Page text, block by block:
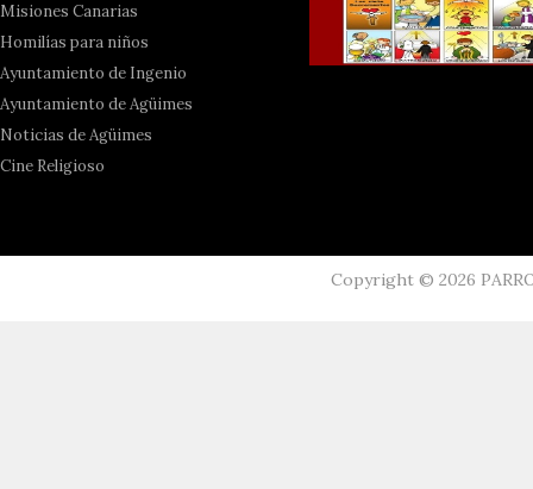
Misiones Canarias
Homilías para niños
Ayuntamiento de Ingenio
Ayuntamiento de Agüimes
Noticias de Agüimes
Cine Religioso
Copyright ©2026